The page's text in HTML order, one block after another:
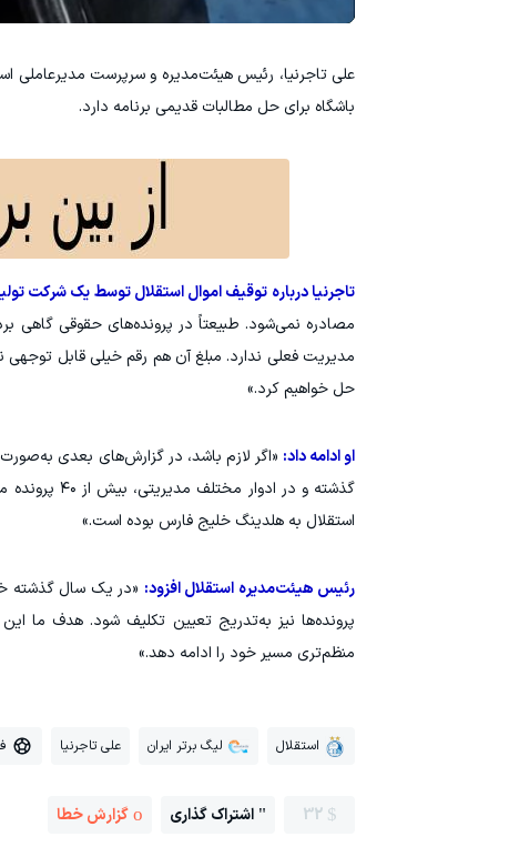
علی تاجرنیا، رئیس هیئت‌مدیره و سرپرست مدیرعاملی
باشگاه برای حل مطالبات قدیمی برنامه دارد.
تاجرنیا درباره توقیف اموال استقلال توسط یک شرکت
مصادره نمی‌شود. طبیعتاً در پرونده‌های حقوقی
مدیریت فعلی ندارد. مبلغ آن هم رقم خیلی قابل
حل خواهیم کرد.»
او ادامه داد:
گذشته و در
استقلال به هلدینگ خلیج فارس بوده است.»
رئیس هیئت‌مدیره استقلال افزود: «در یک سال گذشته
پرونده‌ها نیز به‌تدریج تعیین تکلیف شود. هدف ما
منظم‌تری مسیر خود را ادامه دهد.»
استقلال لیگ برتر ایران علی تاجرنیا
32 اشتراک گذاری گزارش خطا